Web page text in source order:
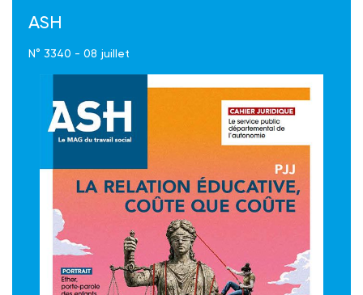
ASH
N° 3340 - 08 juillet